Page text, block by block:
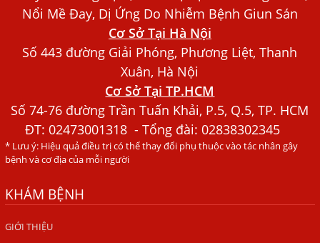
Bác sĩ Nguyễn Ngọc Ánh Phòng Khám Ánh Nga Đề Tài
Nghiên Cứu Khoa
Xét Nghiệm Giun Sán Gồm Những Loại Nào? Chi Phí Bao
Người Đàn Ông Phát Ban Mẩn Đỏ Khắp Người, Sau Ba
Tháng Mới Tìm Ra Nguyên Nhân
Đau Mắt Đỏ, Nguyên Nhân Và Cách Điều Trị
HÀ NỘI – PHÁT BAN MẨN ĐỎ KHẮP NGƯỜI, ĐI KHÁM
Ăn hải sản sống, coi chừng nhiễm giun sán
TỔNG QUAN VỀ KÉM HẤP THU THỨC ĂN
Nổi Mề Đay, Dị Ứng Do Nhiễm Bệnh Giun Sán
Cơ Sở Tại Hà Nội
Số 443 đường Giải Phóng, Phương Liệt, Thanh
Xuân, Hà Nội
Cơ Sở Tại TP.HCM
Số 74-76 đường Trần Tuấn Khải, P.5, Q.5, TP. HCM
ĐT:02473001318 - Tổng đài: 02838302345
* Lưu ý: Hiệu quả điều trị có thể thay đổi phụ thuộc vào tác nhân gây
bệnh và cơ địa của mỗi người
KHÁM BỆNH
GIỚI THIỆU